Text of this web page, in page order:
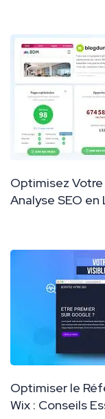
Optimisez
Analyse SEO en
Optimiser le
Wix : Conseils